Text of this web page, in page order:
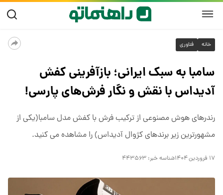
خانه فناوری
سامبا به سبک ایرانی؛ بازآفرینی کفش
آدیداس با نقش و نگار فرش‌های پارسی!
رندرهای هوش مصنوعی از ترکیب فرش با کفش مدل سامبا(یکی از
مشهورترین زیر برندهای کژوال آدیداس) را مشاهده می کنید.
۱۷ فروردین ۱۴۰۴ شناسه خبر: ۴۴۳۵۶۳